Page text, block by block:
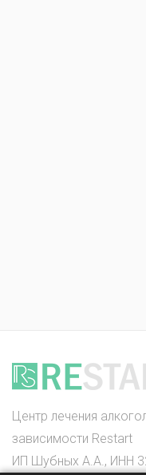
Центр лечения
зависимости Restart
ИП Шубных А.А., ИНН